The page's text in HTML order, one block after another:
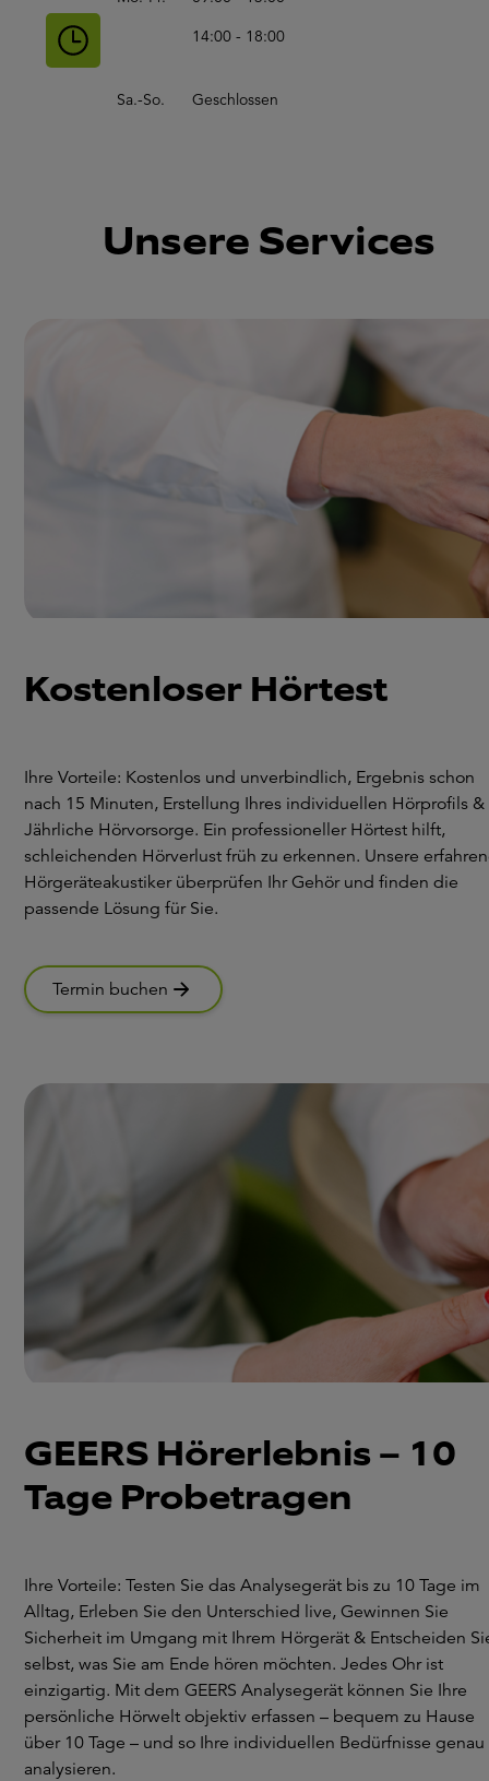
14:00 - 18:00
Sa.-So. Geschlossen
Unsere Services
Kostenloser Hörtest
Ihre Vorteile: Kostenlos und unverbindlich, Ergebnis schon
nach 15 Minuten, Erstellung Ihres individuellen Hörprofils &
Jährliche Hörvorsorge. Ein professioneller Hörtest hilft,
schleichenden Hörverlust früh zu erkennen. Unsere
Hörgeräteakustiker überprüfen Ihr Gehör und finden die
passende Lösung für Sie.
Termin buchen
GEERS Hörerlebnis – 10
Tage Probetragen
Ihre Vorteile: Testen Sie das Analysegerät bis zu 10 Tage im
Alltag, Erleben Sie den Unterschied live, Gewinnen Sie
Sicherheit im Umgang mit Ihrem Hörgerät & Entscheiden
selbst, was Sie am Ende hören möchten. Jedes Ohr ist
einzigartig. Mit dem GEERS Analysegerät können Sie Ihre
persönliche Hörwelt objektiv erfassen – bequem zu Hause
über 10 Tage – und so Ihre individuellen Bedürfnisse genau
analysieren.